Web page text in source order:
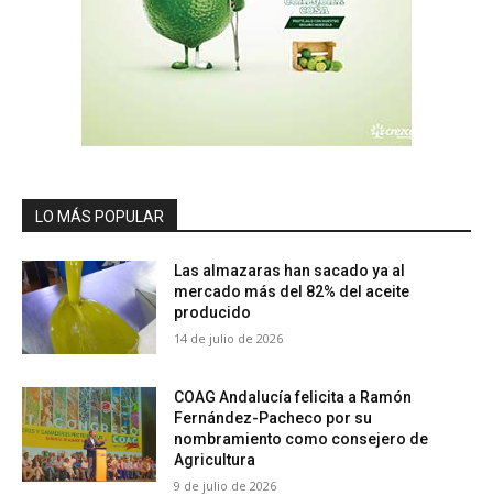
LO MÁS POPULAR
Las almazaras han sacado ya al
mercado más del 82% del aceite
producido
14 de julio de 2026
COAG Andalucía felicita a Ramón
Fernández-Pacheco por su
nombramiento como consejero de
Agricultura
9 de julio de 2026